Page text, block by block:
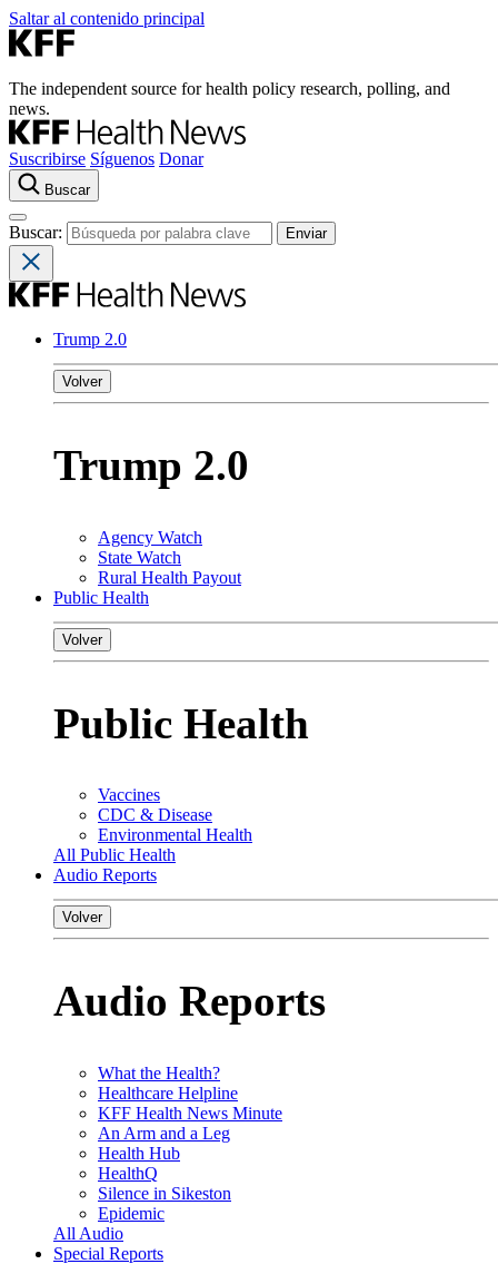
Saltar al contenido principal
The independent source for health policy research, polling, and
news.
Suscribirse Síguenos Donar
Buscar
Buscar:
Trump 2.0
Volver
Trump 2.0
Agency Watch
State Watch
Rural Health Payout
Public Health
Volver
Public Health
Vaccines
CDC & Disease
Environmental Health
All Public Health
Audio Reports
Volver
Audio Reports
What the Health?
Healthcare Helpline
KFF Health News Minute
An Arm and a Leg
Health Hub
HealthQ
Silence in Sikeston
Epidemic
All Audio
Special Reports